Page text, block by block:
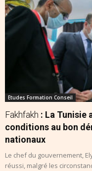
Etudes Formation Conseil
Fakhfakh : La Tunisie
conditions au bon
nationaux
Le chef du gouvernement,
réussi, malgré les